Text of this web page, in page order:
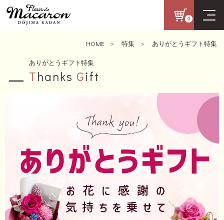
0
HOME> 特集> ありがとうギフト特集
ありがとうギフト特集
Thanks Gift